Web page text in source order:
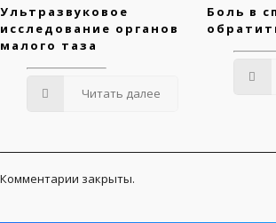
Ультразвуковое
исследование органов
малого таза
Читать далее
Боль в
Комментарии закрыты.